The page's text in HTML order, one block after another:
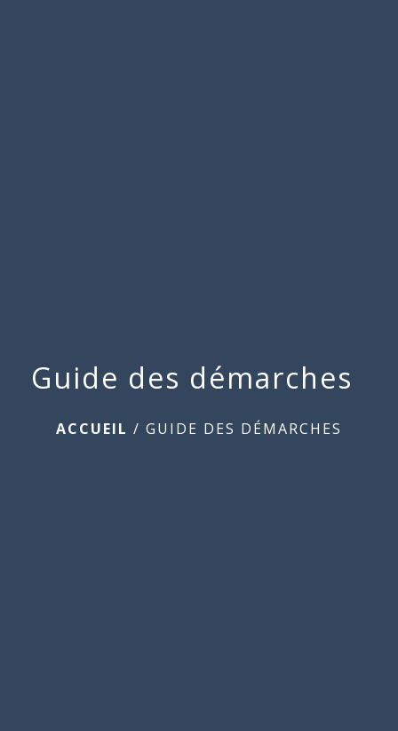
Guide des démarches
ACCUEIL / GUIDE DES DÉMARCHES